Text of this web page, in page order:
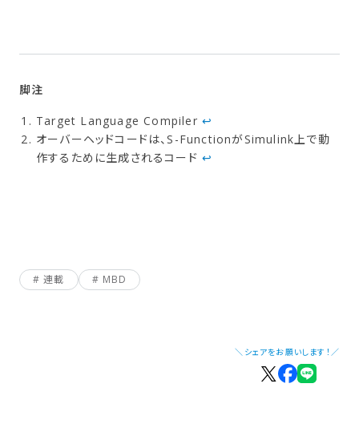
Target Language Compiler ↩︎
オーバーヘッドコードは、S-FunctionがSimulink上で動
作するために生成されるコード ↩︎
連載 MBD
＼シェアをお願いします！／